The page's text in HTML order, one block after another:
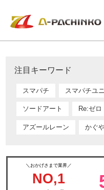
注目キーワード
スマパチ スマパチユ
ソードアート Re:ゼロ
アズールレーン かぐ
＼おかげさまで業界／
NO,1